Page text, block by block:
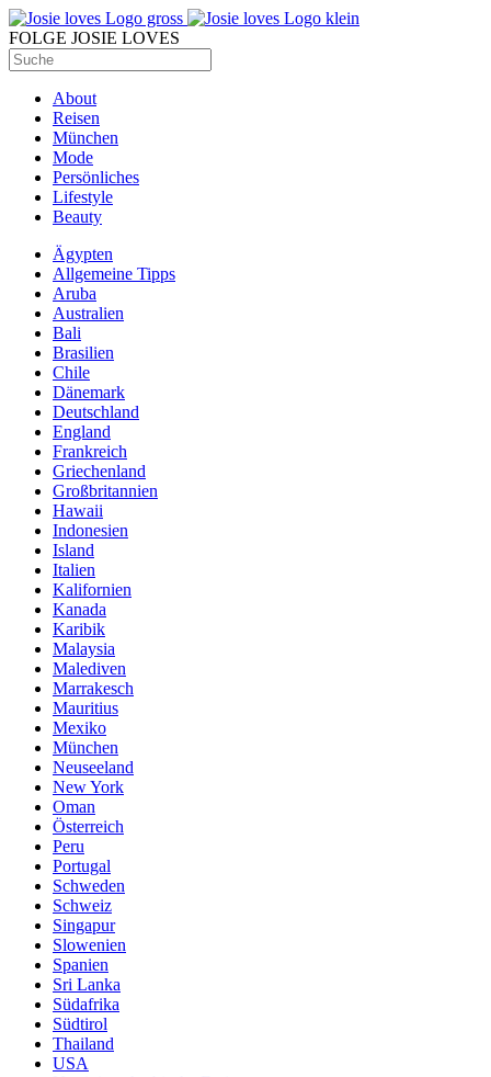
FOLGE JOSIE LOVES
About
Reisen
München
Mode
Persönliches
Lifestyle
Beauty
Ägypten
Allgemeine Tipps
Aruba
Australien
Bali
Brasilien
Chile
Dänemark
Deutschland
England
Frankreich
Griechenland
Großbritannien
Hawaii
Indonesien
Island
Italien
Kalifornien
Kanada
Karibik
Malaysia
Malediven
Marrakesch
Mauritius
Mexiko
München
Neuseeland
New York
Oman
Österreich
Peru
Portugal
Schweden
Schweiz
Singapur
Slowenien
Spanien
Sri Lanka
Südafrika
Südtirol
Thailand
USA